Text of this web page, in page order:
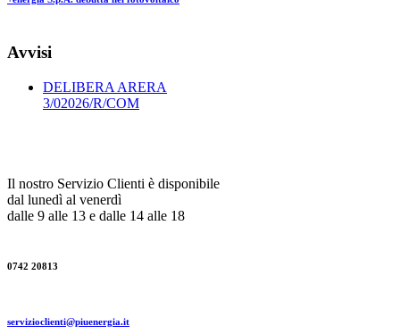
Avvisi
DELIBERA ARERA
3/02026/R/COM
Il nostro Servizio Clienti è disponibile
dal lunedì al venerdì
dalle 9 alle 13 e dalle 14 alle 18
0742 20813
servizioclienti@piuenergia.it